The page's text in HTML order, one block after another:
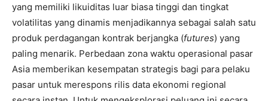
yang memiliki likuiditas luar biasa tinggi dan tingkat
volatilitas yang dinamis menjadikannya sebagai salah satu
produk perdagangan kontrak berjangka (futures) yang
paling menarik. Perbedaan zona waktu operasional pasar
Asia memberikan kesempatan strategis bagi para pelaku
pasar untuk merespons rilis data ekonomi regional